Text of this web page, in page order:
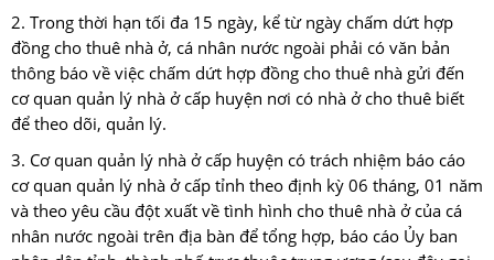
2. Trong thời hạn tối đa 15 ngày, kể từ ngày chấm dứt hợp
đồng cho thuê nhà ở, cá nhân nước ngoài phải có văn bản
thông báo về việc chấm dứt hợp đồng cho thuê nhà gửi đến
cơ quan quản lý nhà ở cấp huyện nơi có nhà ở cho thuê biết
để theo dõi, quản lý.
3. Cơ quan quản lý nhà ở cấp huyện có trách nhiệm báo cáo
cơ quan quản lý nhà ở cấp tỉnh theo định kỳ 06 tháng, 01 năm
và theo yêu cầu đột xuất về tình hình cho thuê nhà ở của cá
nhân nước ngoài trên địa bàn để tổng hợp, báo cáo Ủy ban